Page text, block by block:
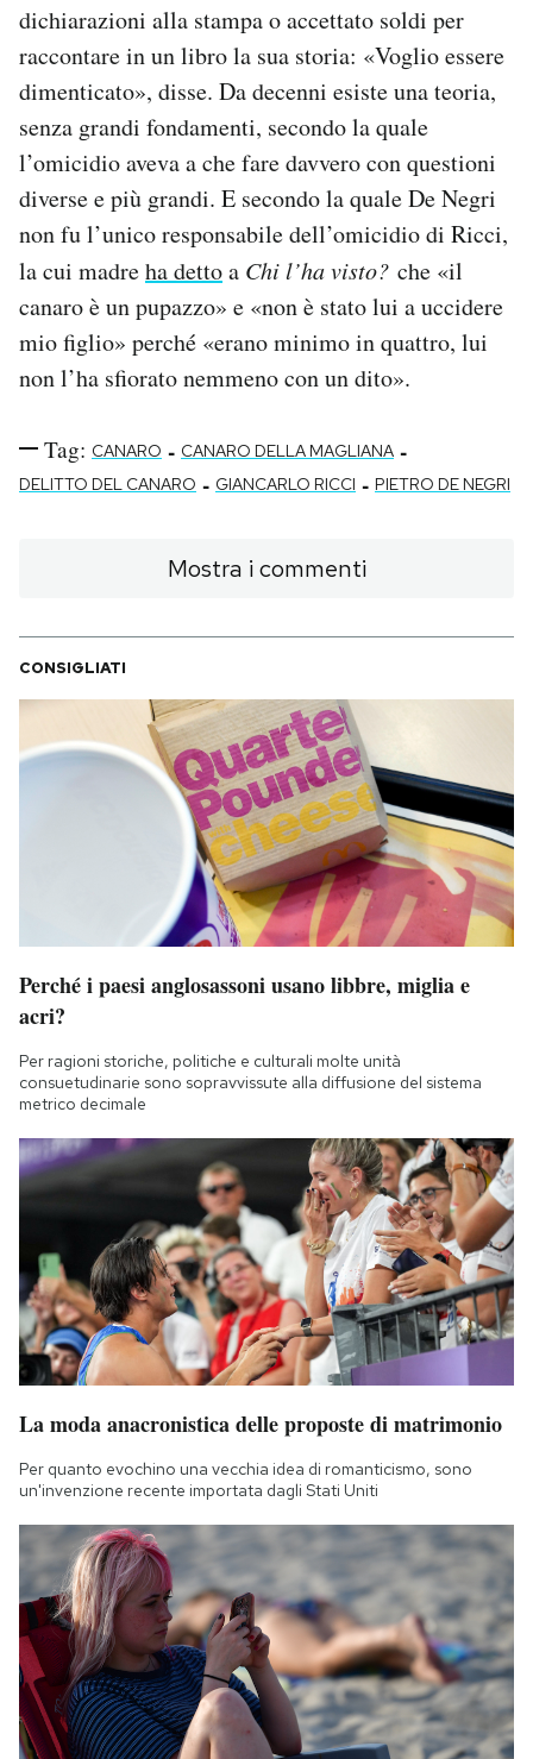
dichiarazioni alla stampa o accettato soldi per
raccontare in un libro la sua storia: «Voglio essere
dimenticato», disse. Da decenni esiste una teoria,
senza grandi fondamenti, secondo la quale
l’omicidio aveva a che fare davvero con questioni
diverse e più grandi. E secondo la quale De Negri
non fu l’unico responsabile dell’omicidio di Ricci,
la cui madreha dettoa Chi l’ha visto? che «il
canaro è un pupazzo» e «non è stato lui a uccidere
mio figlio» perché «erano minimo in quattro, lui
non l’ha sfiorato nemmeno con un dito».
Tag: CANARO - CANARO DELLA MAGLIANA -
DELITTO DEL CANARO - GIANCARLO RICCI - PIETRO DE NEGRI
Mostra i commenti
CONSIGLIATI
Perché i paesi anglosassoni usano libbre, miglia e
acri?
Per ragioni storiche, politiche e culturali molte unità
consuetudinarie sono sopravvissute alla diffusione del sistema
metrico decimale
La moda anacronistica delle proposte di matrimonio
Per quanto evochino una vecchia idea di romanticismo, sono
un'invenzione recente importata dagli Stati Uniti